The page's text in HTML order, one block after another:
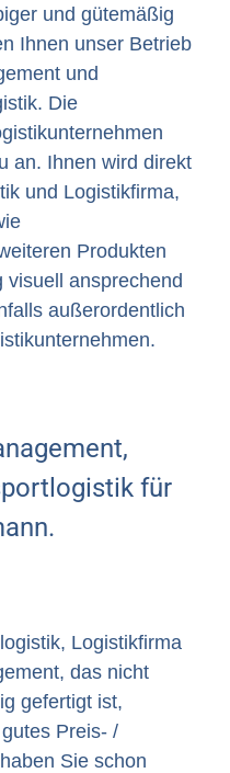
und gütemäßig
Ihnen unser Betrieb
und
Die
an. Ihnen wird direkt
und Logistikfirma,
Produkten
visuell ansprechend
außerordentlich
für
Logistikfirma
das nicht
gefertigt ist,
Preis- /
Sie schon